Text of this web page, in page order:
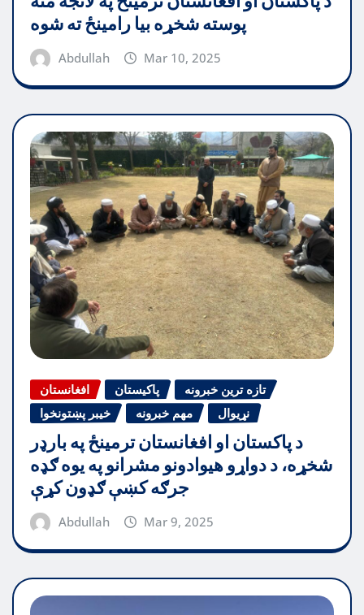
پوسته شخړه بیا رامینځ ته شوه
Abdullah Mar 10, 2025
افغانستان پاکیستان
تازه ترین خبرونه
خیبر پښتونخوا
مهم خبرونه نړیوال
د پاکستان او افغانستان ترمینځ په بارډر
شخړه، د دواړو هیوادونو مشرانو په یوه ګډه
جرګه کښې ګډون کړې
Abdullah Mar 9, 2025